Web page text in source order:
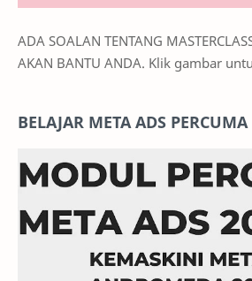
ADA SOALAN TENTANG
AKAN BANTU ANDA. Klik gambar
BELAJAR META ADS PERCUMA